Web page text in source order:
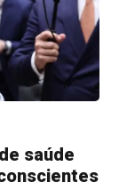
saúde